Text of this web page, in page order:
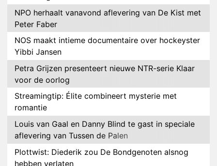
NPO herhaalt vanavond aflevering van De Kist met
Peter Faber
NOS maakt intieme documentaire over hockeyster
Yibbi Jansen
Petra Grijzen presenteert nieuwe NTR-serie Klaar
voor de oorlog
Streamingtip: Élite combineert mysterie met
romantie
Louis van Gaal en Danny Blind te gast in speciale
aflevering van Tussen de Palen
Plottwist: Diederik zou De Bondgenoten alsnog
hebben verlaten